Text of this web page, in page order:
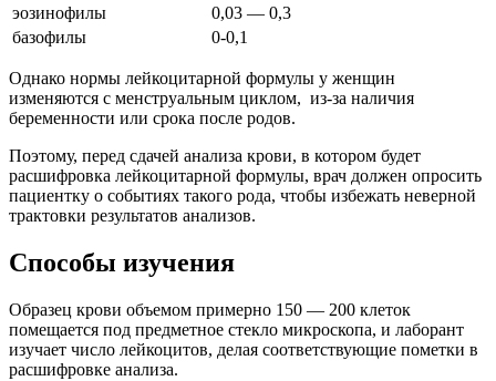
эозинофилы
0,03 — 0,3
базофилы
0-0,1
Однако нормы лейкоцитарной формулы у женщин
изменяются с менструальным циклом, из-за наличия
беременности или срока после родов.
Поэтому, перед сдачей анализа крови, в котором будет
расшифровка лейкоцитарной формулы, врач должен опросить
пациентку о событиях такого рода, чтобы избежать неверной
трактовки результатов анализов.
Способы изучения
Образец крови объемом примерно 150 — 200 клеток
помещается под предметное стекло микроскопа, и лаборант
изучает число лейкоцитов, делая соответствующие пометки в
расшифровке анализа.